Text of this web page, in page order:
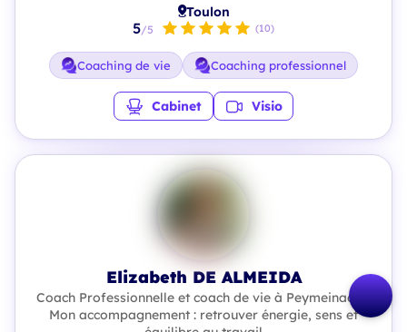
Toulon
5/5 (10)
Coaching de vie Coaching professionnel
Cabinet Visio
Elizabeth DE ALMEIDA
Coach Professionnelle et coach de vie à Peymeinade -
Mon accompagnement : retrouver énergie, sens et